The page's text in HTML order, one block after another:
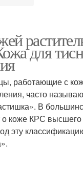
для
работающие с
часто
В
о коже КРС высшего
эту